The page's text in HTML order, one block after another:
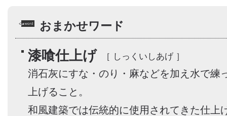
おまかせワード
漆喰仕上げ ［ しっくいしあげ ］
消石灰にすな・のり・麻などを加え水で練
上げること。
和風建築では伝統的に使用されてきた仕上